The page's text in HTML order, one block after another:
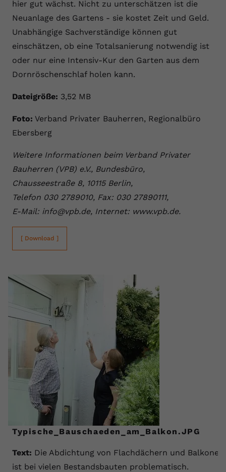
hier gut wächst. Nicht zu unterschätzen ist die
Neuanlage des Gartens - sie kostet Zeit und Geld.
Unabhängige Sachverständige können gut
einschätzen, ob eine Totalsanierung notwendig ist
oder nur eine Intensiv-Kur den Garten aus dem
Dornröschenschlaf holen kann.
Dateigröße: 3,52 MB
Foto: Verband Privater Bauherren, Regionalbüro
Ebersberg
Weitere Informationen beim Verband Privater
Bauherren (VPB) e.V., Bundesbüro,
Chausseestraße 8, 10115 Berlin,
Telefon 030 2789010, Fax: 030 27890111,
E-Mail: info@vpb.de, Internet: www.vpb.de.
[ Download ]
Typische_Bauschaeden_am_Balkon.JPG
Text: Die Abdichtung von Flachdächern und Balkonen
ist bei vielen Bestandsbauten problematisch.